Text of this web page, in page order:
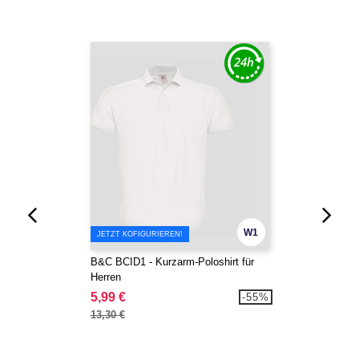
W1
JETZT KOFIGURIEREN!
B&C BCID1 - Kurzarm-Poloshirt für
Herren
5,99 €
13,30 €
-55%